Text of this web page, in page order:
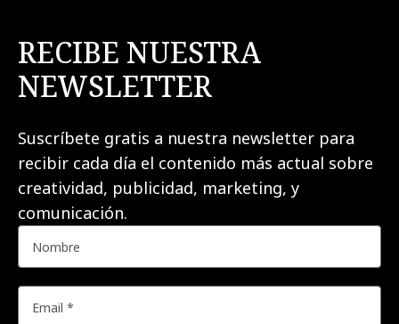
RECIBE NUESTRA
NEWSLETTER
Suscríbete gratis a nuestra newsletter para
recibir cada día el contenido más actual sobre
creatividad, publicidad, marketing, y
comunicación.